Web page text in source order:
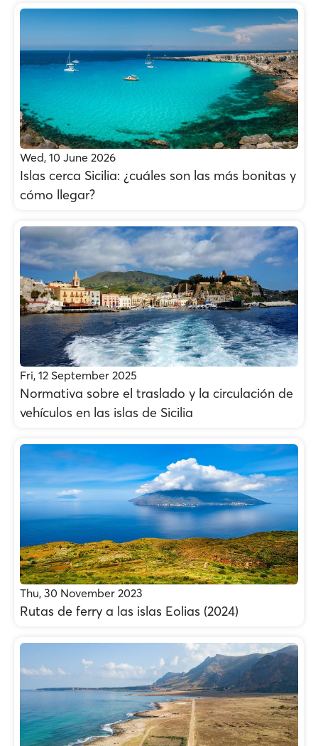
Wed, 10 June 2026
Islas cerca Sicilia: ¿cuáles son las más bonitas y
cómo llegar?
Fri, 12 September 2025
Normativa sobre el traslado y la circulación de
vehículos en las islas de Sicilia
Thu, 30 November 2023
Rutas de ferry a las islas Eolias (2024)